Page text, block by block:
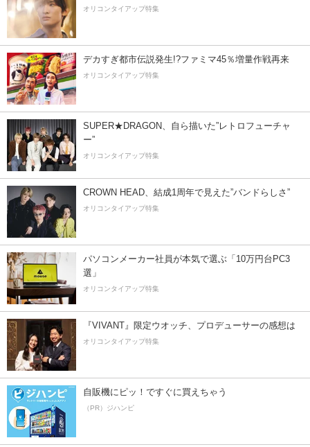
オリコンタイアップ特集
デカすぎ都市伝説発生!?ファミマ45％増量作戦再来
オリコンタイアップ特集
SUPER★DRAGON、自ら描いた”レトロフューチャ
ー”
オリコンタイアップ特集
CROWN HEAD、結成1周年で見えた”バンドらしさ”
オリコンタイアップ特集
パソコンメーカー社員が本気で選ぶ「10万円台PC3
選」
オリコンタイアップ特集
『VIVANT』限定ウオッチ、プロデューサーの感想は
オリコンタイアップ特集
自販機にピッ！ですぐに買えちゃう
（PR）ジハンピ